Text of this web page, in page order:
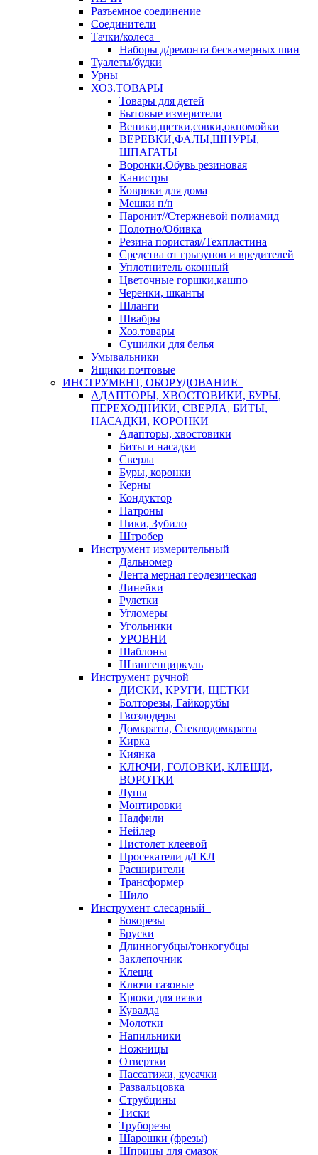
Разъемное соединение
Соединители
Тачки/колеса
Наборы д/ремонта бескамерных шин
Туалеты/будки
Урны
ХОЗ.ТОВАРЫ
Товары для детей
Бытовые измерители
Веники,щетки,совки,окномойки
ВЕРЕВКИ,ФАЛЫ,ШНУРЫ,
ШПАГАТЫ
Воронки,Обувь резиновая
Канистры
Коврики для дома
Мешки п/п
Паронит//Стержневой полиамид
Полотно/Обивка
Резина пористая//Техпластина
Средства от грызунов и вредителей
Уплотнитель оконный
Цветочные горшки,кашпо
Черенки, шканты
Шланги
Швабры
Хоз.товары
Сушилки для белья
Умывальники
Ящики почтовые
ИНСТРУМЕНТ, ОБОРУДОВАНИЕ
АДАПТОРЫ, ХВОСТОВИКИ, БУРЫ,
ПЕРЕХОДНИКИ, СВЕРЛА, БИТЫ,
НАСАДКИ, КОРОНКИ
Адапторы, хвостовики
Биты и насадки
Сверла
Буры, коронки
Керны
Кондуктор
Патроны
Пики, Зубило
Штробер
Инструмент измерительный
Дальномер
Лента мерная геодезическая
Линейки
Рулетки
Угломеры
Угольники
УРОВНИ
Шаблоны
Штангенциркуль
Инструмент ручной
ДИСКИ, КРУГИ, ЩЕТКИ
Болторезы, Гайкорубы
Гвоздодеры
Домкраты, Стеклодомкраты
Кирка
Киянка
КЛЮЧИ, ГОЛОВКИ, КЛЕЩИ,
ВОРОТКИ
Лупы
Монтировки
Надфили
Нейлер
Пистолет клеевой
Просекатели д/ГКЛ
Расширители
Трансформер
Шило
Инструмент слесарный
Бокорезы
Бруски
Длинногубцы/тонкогубцы
Заклепочник
Клещи
Ключи газовые
Крюки для вязки
Кувалда
Молотки
Напильники
Ножницы
Отвертки
Пассатижи, кусачки
Развальцовка
Струбцины
Тиски
Труборезы
Шарошки (фрезы)
Шприцы для смазок